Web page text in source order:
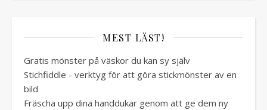
MEST LÄST!
Gratis mönster på väskor du kan sy själv
Stichfiddle - verktyg för att göra stickmönster av en
bild
Fräscha upp dina handdukar genom att ge dem ny